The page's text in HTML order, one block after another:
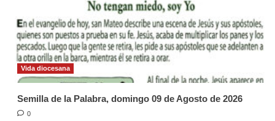
Vida diocesana
Semilla de la Palabra, domingo 09 de Agosto de 2026
0